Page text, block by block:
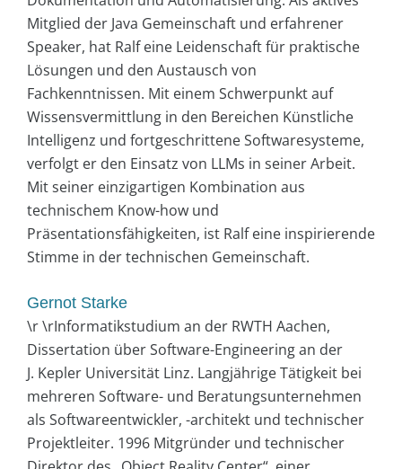
Mitglied der Java Gemeinschaft und erfahrener
Speaker, hat Ralf eine Leidenschaft für praktische
Lösungen und den Austausch von
Fachkenntnissen. Mit einem Schwerpunkt auf
Wissensvermittlung in den Bereichen Künstliche
Intelligenz und fortgeschrittene Softwaresysteme,
verfolgt er den Einsatz von LLMs in seiner Arbeit.
Mit seiner einzigartigen Kombination aus
technischem Know-how und
Präsentationsfähigkeiten, ist Ralf eine inspirierende
Stimme in der technischen Gemeinschaft.
Gernot Starke
\r \rInformatikstudium an der RWTH Aachen,
Dissertation über Software-Engineering an der
J. Kepler Universität Linz. Langjährige Tätigkeit bei
mehreren Software- und Beratungsunternehmen
als Softwareentwickler, -architekt und technischer
Projektleiter. 1996 Mitgründer und technischer